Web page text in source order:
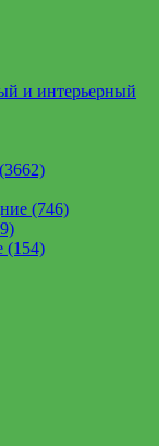
и интерьерный
(746)
(154)